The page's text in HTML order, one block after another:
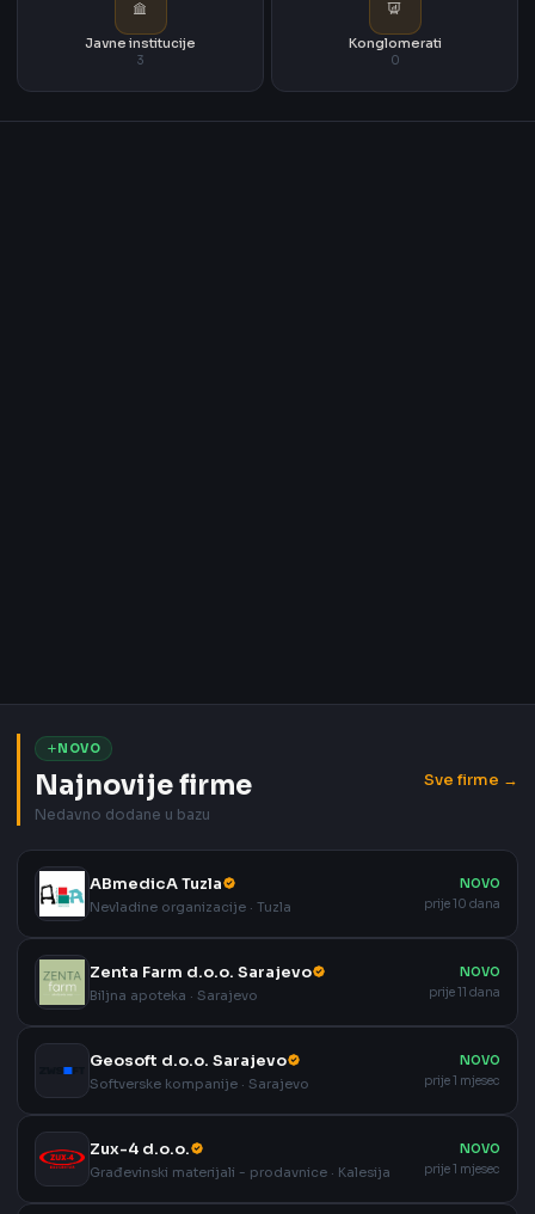
Javne institucije
3
Konglomerati
0
NOVO
Najnovije firme
Nedavno dodane u bazu
Sve firme →
ABmedicA Tuzla
Nevladine organizacije · Tuzla
NOVO
prije 10 dana
Zenta Farm d.o.o. Sarajevo
Biljna apoteka · Sarajevo
NOVO
prije 11 dana
Geosoft d.o.o. Sarajevo
Softverske kompanije · Sarajevo
NOVO
prije 1 mjesec
Zux-4 d.o.o.
Građevinski materijali - prodavnice · Kalesija
NOVO
prije 1 mjesec